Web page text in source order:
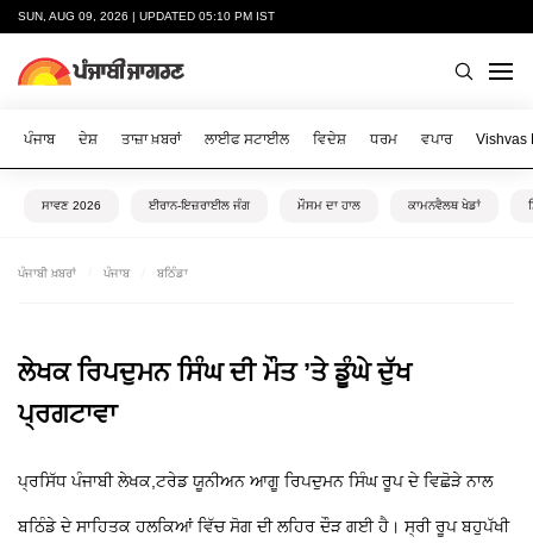
SUN, AUG 09, 2026 | UPDATED 05:10 PM IST
ਪੰਜਾਬ ਦੇਸ਼ ਤਾਜ਼ਾ ਖ਼ਬਰਾਂ ਲਾਈਫ ਸਟਾਈਲ ਵਿਦੇਸ਼ ਧਰਮ ਵਪਾਰ Vishvas
ਸਾਵਣ 2026 ਈਰਾਨ-ਇਜ਼ਰਾਈਲ ਜੰਗ ਮੌਸਮ ਦਾ ਹਾਲ ਕਾਮਨਵੈਲਥ ਖੇਡਾਂ
ਪੰਜਾਬੀ ਖ਼ਬਰਾਂ ਪੰਜਾਬ ਬਠਿੰਡਾ
ਲੇਖਕ ਰਿਪਦੁਮਨ ਸਿੰਘ ਦੀ ਮੌਤ ’ਤੇ ਡੂੰਘੇ ਦੁੱਖ
ਪ੍ਰਗਟਾਵਾ
ਪ੍ਰਸਿੱਧ ਪੰਜਾਬੀ ਲੇਖਕ,ਟਰੇਡ ਯੂਨੀਅਨ ਆਗੂ ਰਿਪਦੁਮਨ ਸਿੰਘ ਰੂਪ ਦੇ ਵਿਛੋੜੇ ਨਾਲ
ਬਠਿੰਡੇ ਦੇ ਸਾਹਿਤਕ ਹਲਕਿਆਂ ਵਿੱਚ ਸੋਗ ਦੀ ਲਹਿਰ ਦੌੜ ਗਈ ਹੈ। ਸ੍ਰੀ ਰੂਪ ਬਹੁਪੱਖੀ